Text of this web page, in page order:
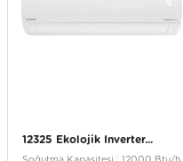
12325 Ekolojik Inverter...